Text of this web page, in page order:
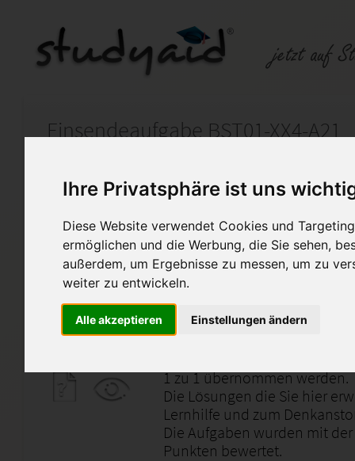
Ihre Privatsphäre ist uns
Diese Website verwendet Cookies und
ermöglichen und die Werbung, die Sie sehen,
außerdem, um Ergebnisse zu messen, um zu
weiter zu entwickeln.
Alle akzeptieren Einstellungen ändern
Einsendeaufgabe BST01-XX4-A21
Auf StudyAid.de verkaufen
Startseite Wirtschaft
Betriebsstatistik 1
Ich verkaufe hier meine
BST02-XX4-A21 zum
Februar 2021 begonnen
1 zu 1 übernommen werden.
Die Lösungen die Sie hier
Lernhilfe und zum
Die Aufgaben wurden mit
Punkten bewertet.